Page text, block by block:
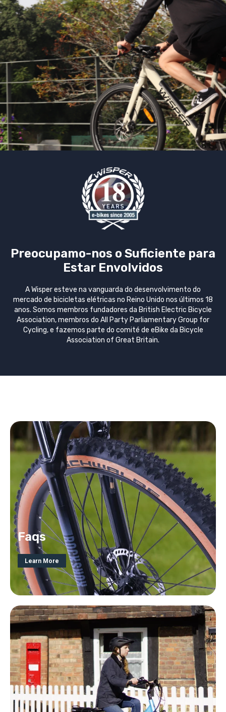
Preocupamo-nos o Suficiente para
Estar Envolvidos
A Wisper esteve na vanguarda do desenvolvimento do
mercado de bicicletas elétricas no Reino Unido nos últimos 18
anos. Somos membros fundadores da British Electric Bicycle
Association, membros do All Party Parliamentary Group for
Cycling, e fazemos parte do comité de eBike da Bicycle
Association of Great Britain.
Faqs
Learn More